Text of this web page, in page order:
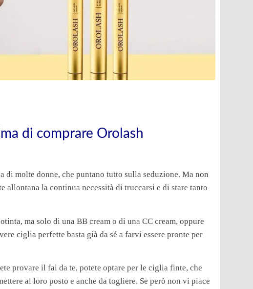
di comprare Orolash
molte donne, che puntano tutto sulla seduzione. Ma non
la continua necessità di truccarsi e di stare tanto
ma solo di una BB cream o di una CC cream, oppure
ciglia perfette basta già da sé a farvi essere pronte per
provare il fai da te, potete optare per le ciglia finte, che
al loro posto e anche da togliere. Se però non vi piace